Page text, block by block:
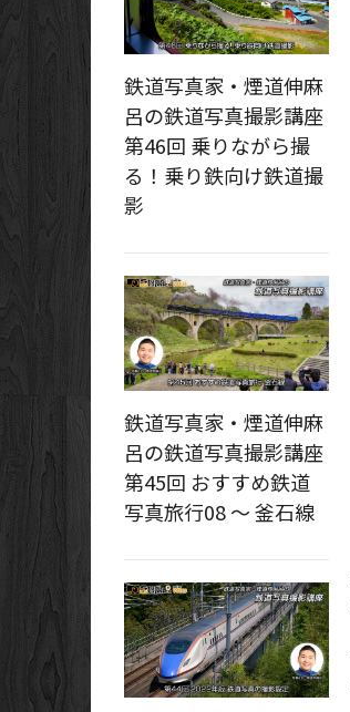
鉄道写真家・煙道伸麻
呂の鉄道写真撮影講座
第46回 乗りながら撮
る！乗り鉄向け鉄道撮
影
鉄道写真家・煙道伸麻
呂の鉄道写真撮影講座
第45回 おすすめ鉄道
写真旅行08 ～ 釜石線